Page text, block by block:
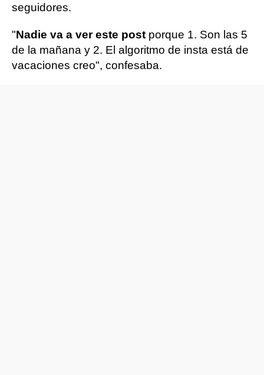
seguidores.
"Nadie va a ver este post porque 1. Son las 5
de la mañana y 2. El algoritmo de insta está de
vacaciones creo", confesaba.